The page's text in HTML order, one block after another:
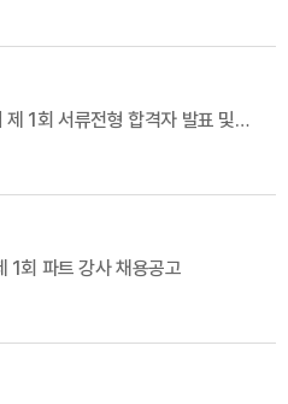
1회 서류전형 합격자 발표 및
회 파트 강사 채용공고